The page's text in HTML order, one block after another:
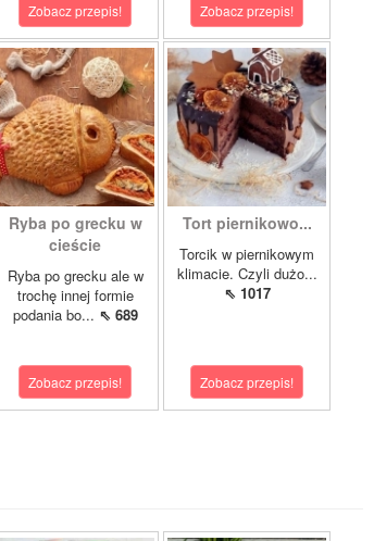
Zobacz przepis! Zobacz przepis!
Ryba po grecku w
cieście
Ryba po grecku ale w
trochę innej formie
podania bo... ⇖ 689
Zobacz przepis!
Tort piernikowo...
Torcik w piernikowym
klimacie. Czyli dużo...
⇖ 1017
Zobacz przepis!